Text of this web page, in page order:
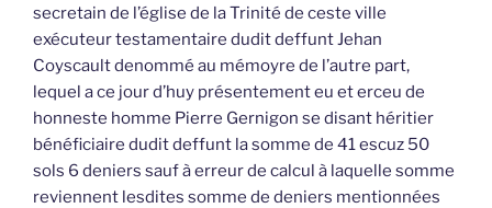
secretain de l’église de la Trinité de ceste ville
exécuteur testamentaire dudit deffunt Jehan
Coyscault denommé au mémoyre de l’autre part,
lequel a ce jour d’huy présentement eu et erceu de
honneste homme Pierre Gernigon se disant héritier
bénéficiaire dudit deffunt la somme de 41 escuz 50
sols 6 deniers sauf à erreur de calcul à laquelle somme
reviennent lesdites somme de deniers mentionnées